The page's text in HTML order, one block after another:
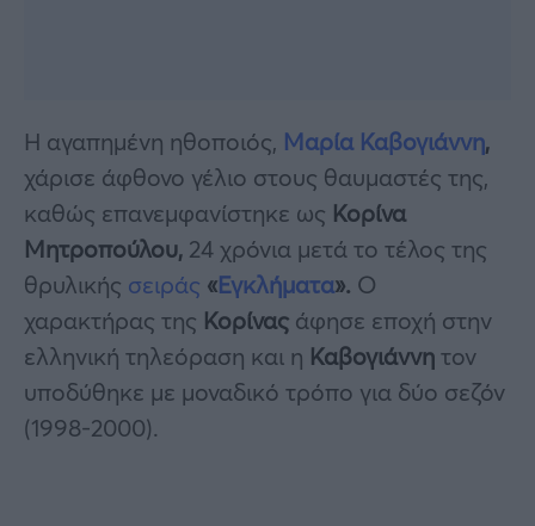
Η αγαπημένη ηθοποιός, Μαρία Καβογιάννη,
χάρισε άφθονο γέλιο στους θαυμαστές της,
καθώς επανεμφανίστηκε ως Κορίνα
Μητροπούλου, 24 χρόνια μετά το τέλος της
θρυλικής σειράς «Εγκλήματα». Ο
χαρακτήρας της Κορίνας άφησε εποχή στην
ελληνική τηλεόραση και η Καβογιάννητον
υποδύθηκε με μοναδικό τρόπο για δύο σεζόν
(1998-2000).